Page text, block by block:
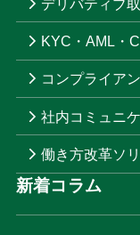
KYC・AML・
コンプライア
社内コミュニ
働き方改革ソ
新着コラム